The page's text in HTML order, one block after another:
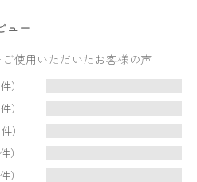
ュー
ご使用いただいたお客様の声
）
）
）
）
）